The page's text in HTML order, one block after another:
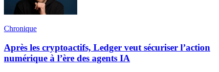
Chronique
Après les cryptoactifs, Ledger veut sécuriser l’action
numérique à l’ère des agents IA